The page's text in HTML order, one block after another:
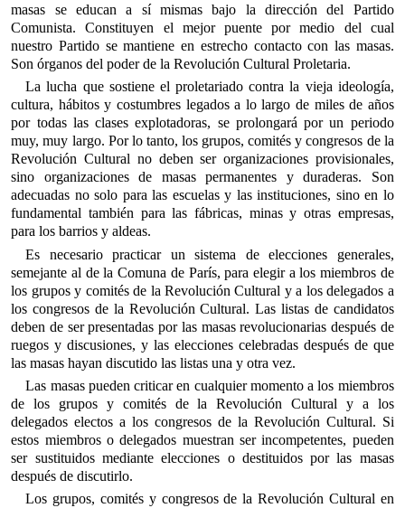
masas se educan a sí mismas bajo la dirección del Partido
Comunista. Constituyen el mejor puente por medio del cual
nuestro Partido se mantiene en estrecho contacto con las masas.
Son órganos del poder de la Revolución Cultural Proletaria.
La lucha que sostiene el proletariado contra la vieja ideología,
cultura, hábitos y costumbres legados a lo largo de miles de años
por todas las clases explotadoras, se prolongará por un periodo
muy, muy largo. Por lo tanto, los grupos, comités y congresos de la
Revolución Cultural no deben ser organizaciones provisionales,
sino organizaciones de masas permanentes y duraderas. Son
adecuadas no solo para las escuelas y las instituciones, sino en lo
fundamental también para las fábricas, minas y otras empresas,
para los barrios y aldeas.
Es necesario practicar un sistema de elecciones generales,
semejante al de la Comuna de París, para elegir a los miembros de
los grupos y comités de la Revolución Cultural y a los delegados a
los congresos de la Revolución Cultural. Las listas de candidatos
deben de ser presentadas por las masas revolucionarias después de
ruegos y discusiones, y las elecciones celebradas después de que
las masas hayan discutido las listas una y otra vez.
Las masas pueden criticar en cualquier momento a los miembros
de los grupos y comités de la Revolución Cultural y a los
delegados electos a los congresos de la Revolución Cultural. Si
estos miembros o delegados muestran ser incompetentes, pueden
ser sustituidos mediante elecciones o destituidos por las masas
después de discutirlo.
Los grupos, comités y congresos de la Revolución Cultural en